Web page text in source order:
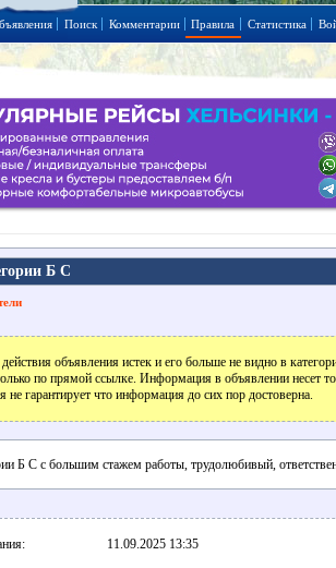
Поиск Комментарии Правила Статистика
Б С
объявления истек и его больше не видно в
по прямой ссылке. Информация в объявлении несет
не гарантирует что информация до сих пор достоверна.
Б С с большим стажем работы, трудолюбивый,
11.09.2025 13:35